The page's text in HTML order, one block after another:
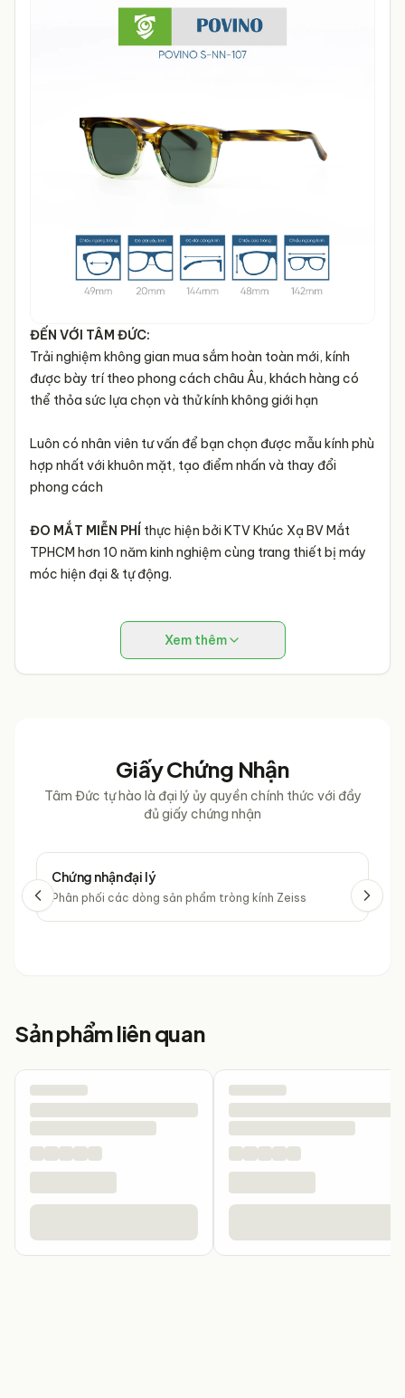
ĐẾN VỚI TÂM ĐỨC:
Trải nghiệm không gian mua sắm hoàn toàn mới, kính
được bày trí theo phong cách châu Âu, khách hàng có
thể thỏa sức lựa chọn và thử kính không giới hạn
Luôn có nhân viên tư vấn để bạn chọn được mẫu kính phù
hợp nhất với khuôn mặt, tạo điểm nhấn và thay đổi
phong cách
ĐO MẮT MIỄN PHÍ thực hiện bởi KTV Khúc Xạ BV Mắt
TPHCM hơn 10 năm kinh nghiệm cùng trang thiết bị máy
móc hiện đại & tự động.
Xem thêm
Giấy Chứng Nhận
Tâm Đức tự hào là đại lý ủy quyền chính thức với đầy
đủ giấy chứng nhận
Chứng nhận đại lý
Phân phối các dòng sản phẩm tròng kính Zeiss
Sản phẩm liên quan